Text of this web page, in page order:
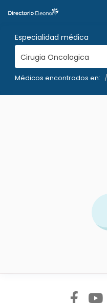
Especialidad médica
Cirugia Oncologica
Médicos encontrados en: